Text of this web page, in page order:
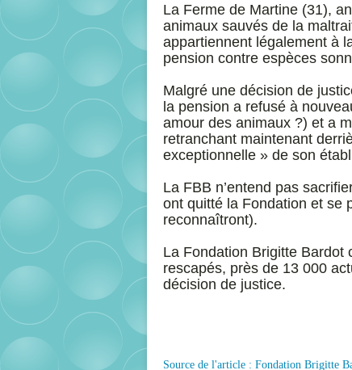
La Ferme de Martine (31),
animaux sauvés de la
appartiennent légalement à
pension contre espèces
Malgré une décision de
la pension a refusé à
amour des animaux ?) et a
retranchant maintenant
exceptionnelle » de son
La FBB n’entend pas
ont quitté la Fondation et se
reconnaîtront).
La Fondation Brigitte Bardot
rescapés, près de 13 000
décision de justice.
Source de l'article : Fondation Brigitte